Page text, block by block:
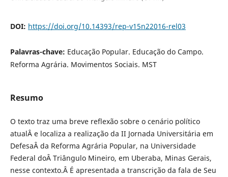
DOI: https://doi.org/10.14393/rep-v15n22016-rel03
Palavras-chave: Educação Popular. Educação do Campo.
Reforma Agrária. Movimentos Sociais. MST
Resumo
O texto traz uma breve reflexão sobre o cenário político
atualÂ e localiza a realização da II Jornada Universitária em
DefesaÂ da Reforma Agrária Popular, na Universidade
Federal doÂ Triângulo Mineiro, em Uberaba, Minas Gerais,
nesse contexto.Â É apresentada a transcrição da fala de Seu